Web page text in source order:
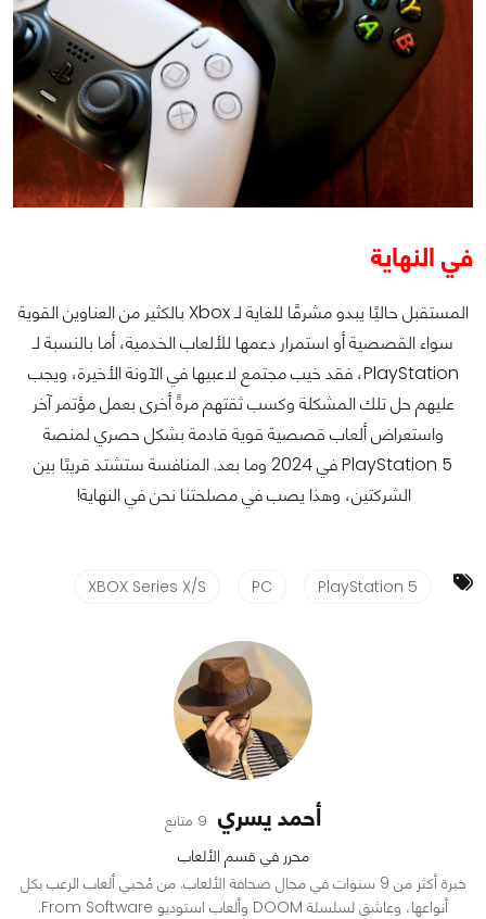
في النهاية
المستقبل حاليًا يبدو مشرقًا للغاية لـ Xbox بالكثير من العناوين القوية
سواء القصصية أو استمرار دعمها للألعاب الخدمية، أما بالنسبة لـ
PlayStation، فقد خيب مجتمع لاعبيها في الآونة الأخيرة، ويجب
عليهم حل تلك المشكلة وكسب ثقتهم مرةً أخرى بعمل مؤتمر آخر
واستعراض ألعاب قصصية قوية قادمة بشكل حصري لمنصة
PlayStation 5 في 2024 وما بعد. المنافسة ستشتد قريبًا بين
الشركتين، وهذا يصب في مصلحتنا نحن في النهاية!
PlayStation 5
PC
XBOX Series X/S
أحمد يسري 9 متابع
محرر في قسم الألعاب
خبرة أكثر من 9 سنوات في مجال صحافة الألعاب. من مُحبي ألعاب الرعب بكل
أنواعها، وعاشق لسلسلة DOOM وألعاب استوديو From Software.